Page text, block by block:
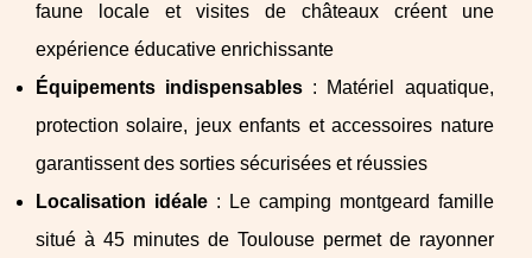
faune locale et visites de châteaux créent une
expérience éducative enrichissante
Équipements indispensables : Matériel aquatique,
protection solaire, jeux enfants et accessoires nature
garantissent des sorties sécurisées et réussies
Localisation idéale: Le camping montgeard famille
situé à 45 minutes de Toulouse permet de rayonner